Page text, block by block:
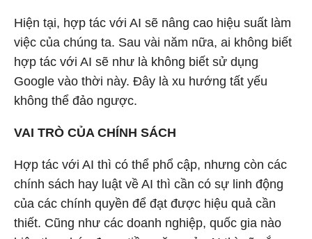
Hiện tại, hợp tác với AI sẽ nâng cao hiệu suất làm
việc của chúng ta. Sau vài năm nữa, ai không biết
hợp tác với AI sẽ như là không biết sử dụng
Google vào thời này. Đây là xu hướng tất yếu
không thể đảo ngược.
VAI TRÒ CỦA CHÍNH SÁCH
Hợp tác với AI thì có thể phổ cập, nhưng còn các
chính sách hay luật về AI thì cần có sự linh động
của các chính quyền để đạt được hiệu quả cần
thiết. Cũng như các doanh nghiệp, quốc gia nào